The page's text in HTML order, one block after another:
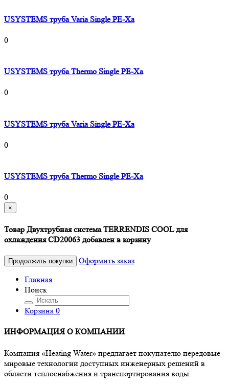
USYSTEMS труба Varia Single PE-Xa
0
USYSTEMS труба Thermo Single PE-Xa
0
USYSTEMS труба Varia Single PE-Xa
0
USYSTEMS труба Thermo Single PE-Xa
0
×
Товар Двухтрубная система TERRENDIS COOL для
охлаждения CD20063 добавлен в корзину
Продолжить покупки
Оформить заказ
Главная
Поиск
Корзина 0
ИНФОРМАЦИЯ О КОМПАНИИ
Компания «Heating Water» предлагает покупателю передовые
мировые технологии доступных инженерных решений в
области теплоснабжения и транспортирования воды.